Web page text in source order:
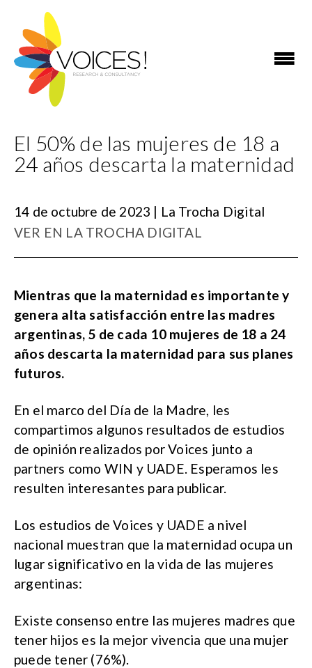
El 50% de las mujeres de 18 a
24 años descarta la maternidad
14 de octubre de 2023 | La Trocha Digital
VER EN LA TROCHA DIGITAL
Mientras que la maternidad es importante y
genera alta satisfacción entre las madres
argentinas, 5 de cada 10 mujeres de 18 a 24
años descarta la maternidad para sus planes
futuros.
En el marco del Día de la Madre, les
compartimos algunos resultados de estudios
de opinión realizados por Voices junto a
partners como WIN y UADE. Esperamos les
resulten interesantes para publicar.
Los estudios de Voices y UADE a nivel
nacional muestran que la maternidad ocupa un
lugar significativo en la vida de las mujeres
argentinas:
Existe consenso entre las mujeres madres que
tener hijos es la mejor vivencia que una mujer
puede tener (76%).